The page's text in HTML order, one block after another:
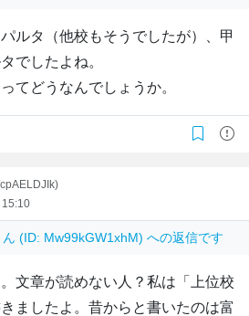
ルタ（他校もそうでしたが）、甲
でしたよね。
てどうなんでしょうか。
15:10
ん (ID: Mw99kGW1xhM) への返信です
文章が読めない人？私は「上位校
ましたよ。昔からと書いたのは富